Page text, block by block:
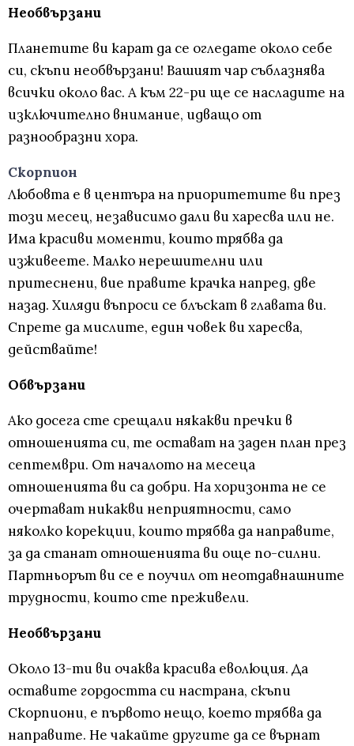
Необвързани
Планетите ви карат да се огледате около себе
си, скъпи необвързани! Вашият чар съблазнява
всички около вас. А към 22-ри ще се насладите на
изключително внимание, идващо от
разнообразни хора.
Скорпион
Любовта е в центъра на приоритетите ви през
този месец, независимо дали ви харесва или не.
Има красиви моменти, които трябва да
изживеете. Малко нерешителни или
притеснени, вие правите крачка напред, две
назад. Хиляди въпроси се блъскат в главата ви.
Спрете да мислите, един човек ви харесва,
действайте!
Обвързани
Ако досега сте срещали някакви пречки в
отношенията си, те остават на заден план през
септември. От началото на месеца
отношенията ви са добри. На хоризонта не се
очертават никакви неприятности, само
няколко корекции, които трябва да направите,
за да станат отношенията ви още по-силни.
Партньорът ви се е поучил от неотдавнашните
трудности, които сте преживели.
Необвързани
Около 13-ти ви очаква красива еволюция. Да
оставите гордостта си настрана, скъпи
Скорпиони, е първото нещо, което трябва да
направите. Не чакайте другите да се върнат